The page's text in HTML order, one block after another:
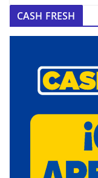
CASH FRESH